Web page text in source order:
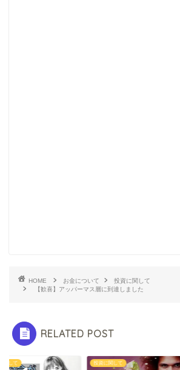
HOME お金について
投資に関して
【歓喜】アッパーマス層に到達しました
RELATED POST
関して 投資に関して